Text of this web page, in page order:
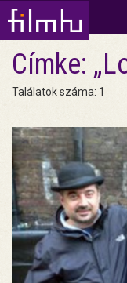
Címke:
Találatok száma: 1